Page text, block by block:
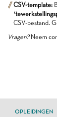
CSV-template:
CSV-bestand.
Vragen?Neem
OPLEIDINGEN